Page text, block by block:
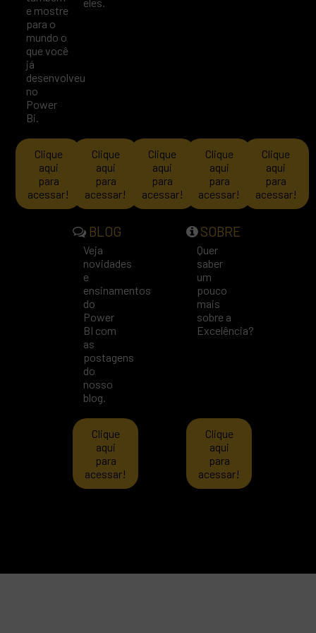
e mostre
para o
mundo o
que você
já
desenvolveu
no
Power
Bi.
Clique
aqui
para
acessar!
eles.
Clique
aqui
para
acessar!
Clique
aqui
para
acessar!
Clique
aqui
para
acessar!
Clique
aqui
para
acessar!
BLOG
Veja
novidades
e
ensinamentos
do
Power
BI com
as
postagens
do
nosso
blog.
Clique
aqui
para
acessar!
SOBRE
Quer
saber
um
pouco
mais
sobre a
Excelência?
Clique
aqui
para
acessar!